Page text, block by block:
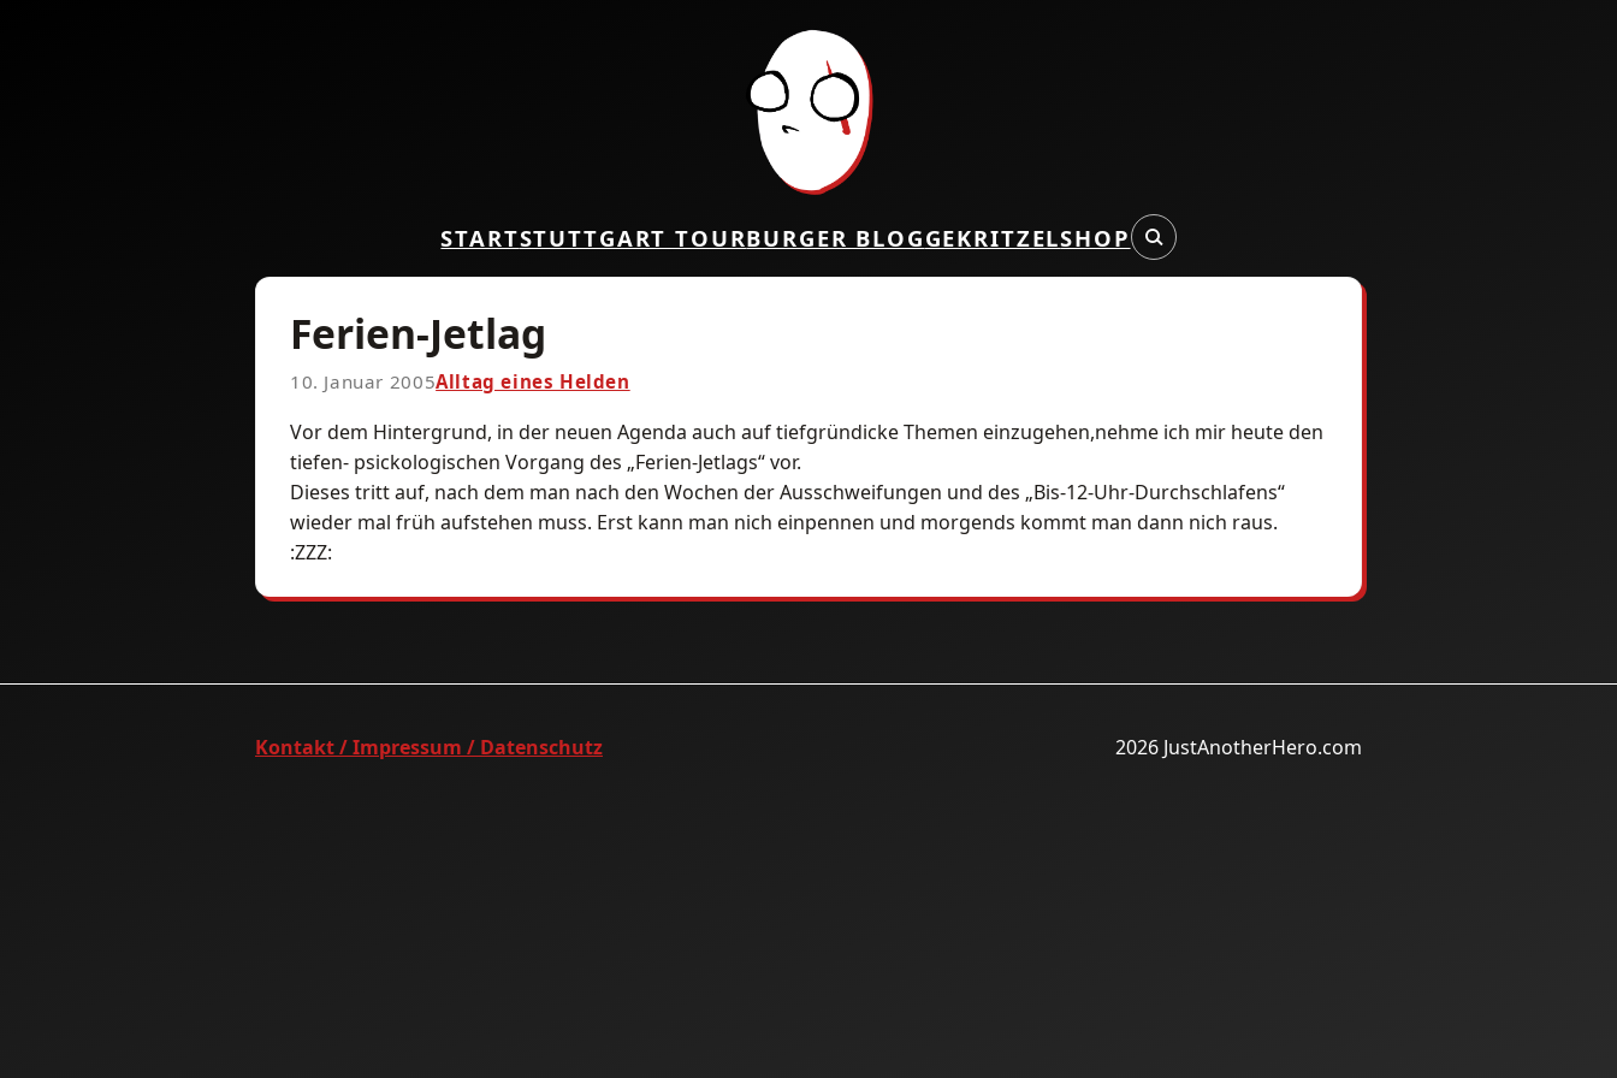
STARTSTUTTGART TOURBURGER BLOGGEKRITZELSHOP
Ferien-Jetlag
10. Januar 2005Alltag eines Helden
Vor dem Hintergrund, in der neuen Agenda auch auf tiefgründicke Themen einzugehen,nehme ich mir heute den
tiefen- psickologischen Vorgang des „Ferien-Jetlags“ vor.
Dieses tritt auf, nach dem man nach den Wochen der Ausschweifungen und des „Bis-12-Uhr-Durchschlafens“
wieder mal früh aufstehen muss. Erst kann man nich einpennen und morgends kommt man dann nich raus.
:ZZZ:
Kontakt / Impressum / Datenschutz 2026 JustAnotherHero.com